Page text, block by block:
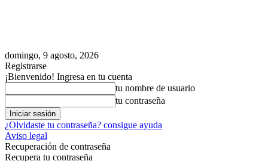
domingo, 9 agosto, 2026
Registrarse
¡Bienvenido! Ingresa en tu cuenta
tu nombre de usuario
tu contraseña
¿Olvidaste tu contraseña? consigue ayuda
Aviso legal
Recuperación de contraseña
Recupera tu contraseña